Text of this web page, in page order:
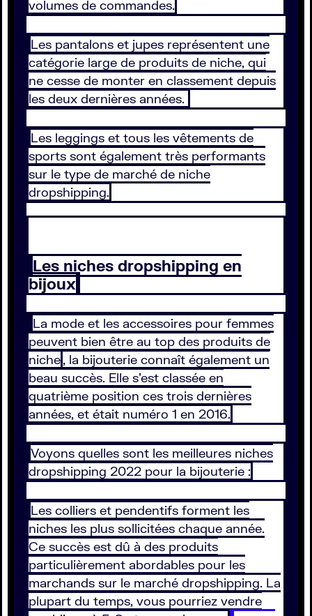
volumes de commandes.
Les pantalons et jupes représentent une
catégorie large de produits de niche, qui
ne cesse de monter en classement depuis
les deux dernières années.
Les leggings et tous les vêtements de
sports sont également très performants
sur le type de marché de niche
dropshipping.
Les niches dropshipping en
bijoux
La mode et les accessoires pour femmes
peuvent bien être au top des produits de
niche, la bijouterie connaît également un
beau succès. Elle s’est classée en
quatrième position ces trois dernières
années, et était numéro 1 en 2016.
Voyons quelles sont les meilleures niches
dropshipping 2022 pour la bijouterie :
Les colliers et pendentifs forment les
niches les plus sollicitées chaque année.
Ce succès est dû à des produits
particulièrement abordables pour les
marchands sur le marché dropshipping. La
plupart du temps, vous pourriez vendre